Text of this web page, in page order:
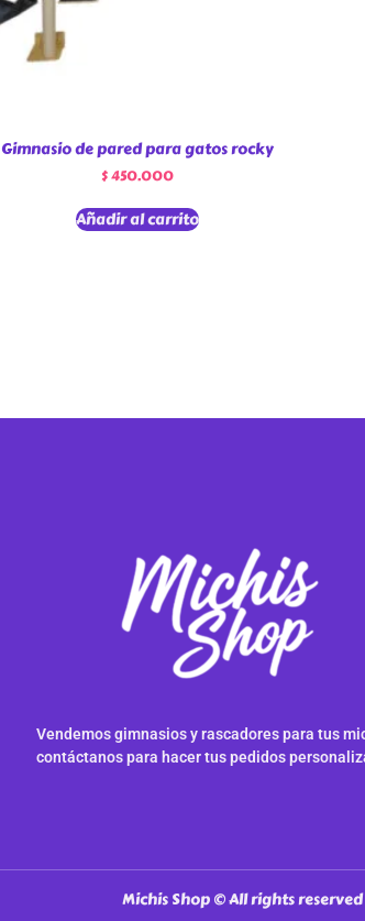
Gimnasio de pared para gatos rocky
$450.000
Añadir al carrito
Vendemos gimnasios y rascadores para tus
contáctanos para hacer tus pedidos
Michis Shop © All rights reserved